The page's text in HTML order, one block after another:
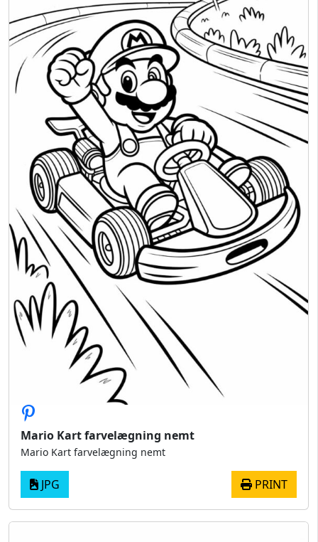
Mario Kart farvelægning nemt
Mario Kart farvelægning nemt
JPG PRINT